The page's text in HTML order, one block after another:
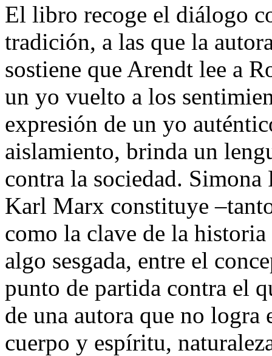
El libro recoge el diálogo
tradición, a las que la
sostiene que Arendt lee a
un yo vuelto a los
expresión de un yo
aislamiento, brinda un
contra la sociedad.
Karl Marx constituye
como la clave de la
algo sesgada, entre el
punto de partida contra el
de una autora que no logra
cuerpo y espíritu,